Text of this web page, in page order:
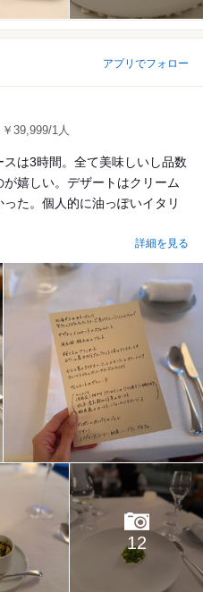
アプリでフォロー
39,999/1人
は3時間。全て美味しいし品数
嬉しい。デザートはクリーム
た。個人的に油っぽいイタリ
詳細を見る
12